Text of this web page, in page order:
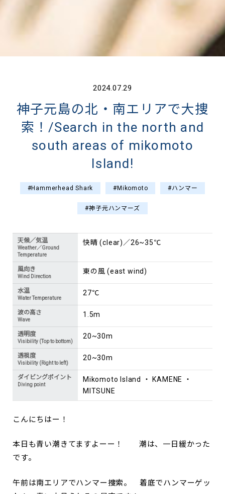
2024.07.29
神子元島の北・南エリアで大捜
索！/Search in the north and
south areas of mikomoto
Island!
#Hammerhead Shark #Mikomoto #ハンマー
#神子元ハンマーズ
天候／気温
Weather／Ground
Temperature
快晴 (clear)／26~35℃
風向き
Wind Direction
東の風 (east wind)
水温
Water Temperature
27℃
波の高さ
Wave
1.5m
透明度
Visibility (Top to bottom)
20~30m
透視度
Visibility (Right to left)
20~30m
ダイビングポイント
Diving point
Mikomoto Island ・ KAMENE ・
MITSUNE
こんにちはー！
本日も青い潮きてますよーー！ 潮は、一日緩かった
です。
午前は南エリアでハンマー捜索。 着底でハンマーゲッ